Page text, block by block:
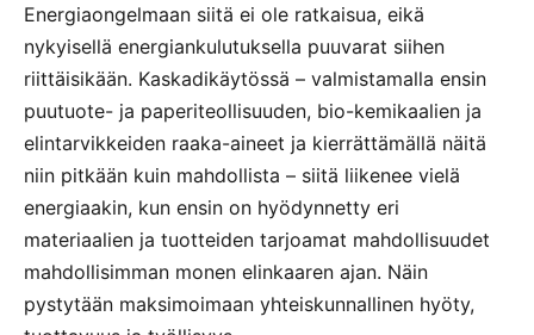
Energiaongelmaan siitä ei ole ratkaisua, eikä
nykyisellä energiankulutuksella puuvarat siihen
riittäisikään. Kaskadikäytössä – valmistamalla ensin
puutuote- ja paperiteollisuuden, bio-kemikaalien ja
elintarvikkeiden raaka-aineet ja kierrättämällä näitä
niin pitkään kuin mahdollista – siitä liikenee vielä
energiaakin, kun ensin on hyödynnetty eri
materiaalien ja tuotteiden tarjoamat mahdollisuudet
mahdollisimman monen elinkaaren ajan. Näin
pystytään maksimoimaan yhteiskunnallinen hyöty,